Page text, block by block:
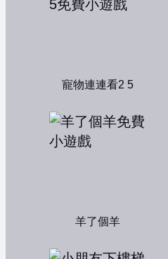
寵物連連看2 5
羊了個羊